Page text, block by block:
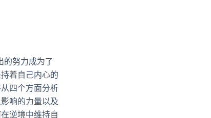
的努力成为了
着自己内心的
四个方面分析
响的力量以及
逆境中维持自